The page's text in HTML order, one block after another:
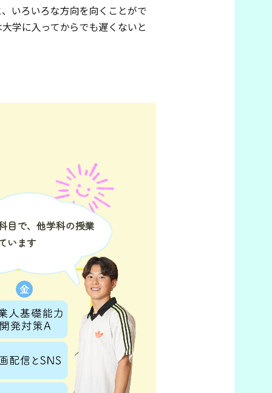
いろいろな方向を向くことがで
学に入ってからでも遅くないと
目で、他学科の授業
います